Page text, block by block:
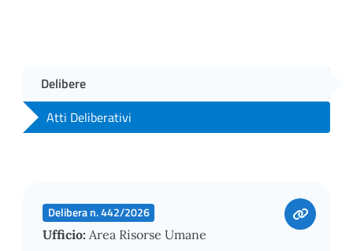
Delibere
Atti Deliberativi
Delibera n. 442/2026
Ufficio: Area Risorse Umane